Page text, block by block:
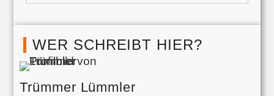
WER SCHREIBT HIER?
Trümmer Lümmler